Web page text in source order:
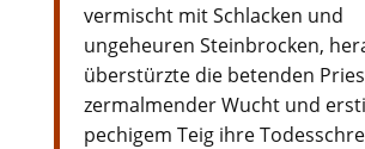
vermischt mit Schlacken und
ungeheuren Steinbrocken,
überstürzte die betenden
zermalmender Wucht und
pechigem Teig ihre